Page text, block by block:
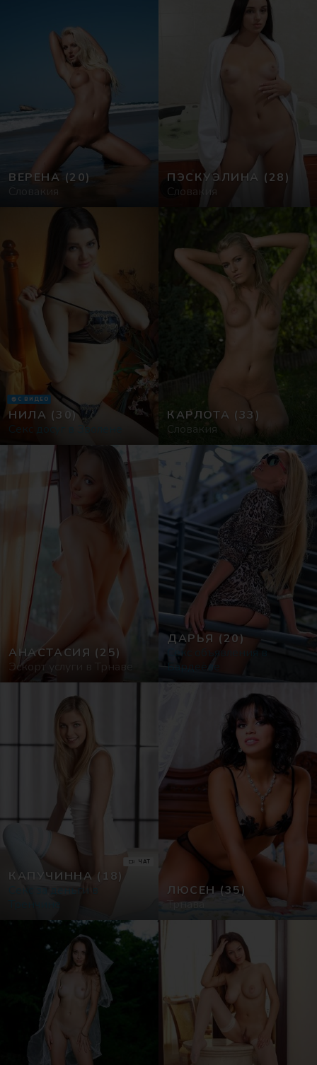
ВЕРЕНА (20)
Словакия
ПЭСКУЭЛИНА (28)
Словакия
НИЛА (30)
С ВИДЕО
КАРЛОТА (33)
Словакия
АНАСТАСИЯ (25)
Эскорт услуги в Трнаве
ДАРЬЯ (20)
Секс объявления в
Бардеёве
КАПУЧИННА (18)
Cекс за деньги в
ЧАТ
ЛЮСЕН (35)
Трнава